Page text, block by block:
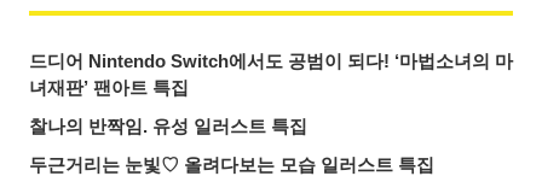
드디어 Nintendo Switch에서도 공범이 되다! ‘마법소녀의 마
녀재판’ 팬아트 특집
찰나의 반짝임. 유성 일러스트 특집
두근거리는 눈빛♡ 올려다보는 모습 일러스트 특집